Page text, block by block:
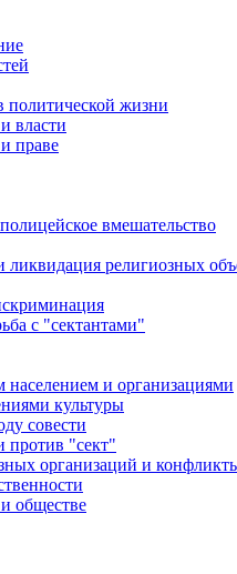
политической жизни
власти
праве
вмешательство
ликвидация религиозных
с "сектантами"
и организациями
культуры
совести
против "сект"
организаций и
обществе